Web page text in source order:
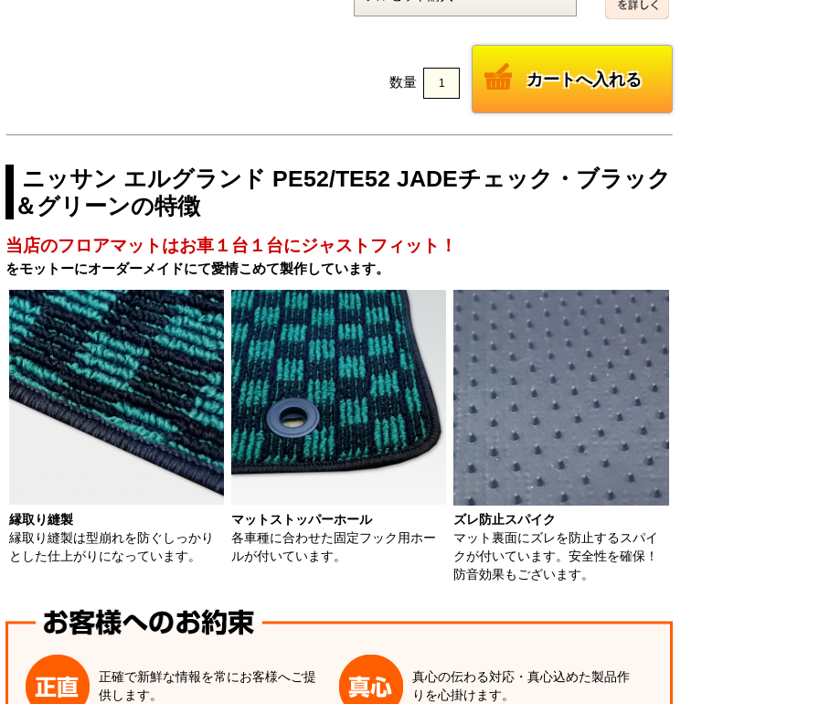
数量
ニッサン エルグランド PE52/TE52 JADEチェック・ブラック
＆グリーンの特徴
当店のフロアマットはお車１台１台にジャストフィット！
をモットーにオーダーメイドにて愛情こめて製作しています。
縁取り縫製
縁取り縫製は型崩れを防ぐしっかり
とした仕上がりになっています。
マットストッパーホール
各車種に合わせた固定フック用ホー
ルが付いています。
ズレ防止スパイク
マット裏面にズレを防止するスパイ
クが付いています。安全性を確保！
防音効果もございます。
正確で新鮮な情報を常にお客様へご提
供します。
真心の伝わる対応・真心込めた製品作
りを心掛けます。